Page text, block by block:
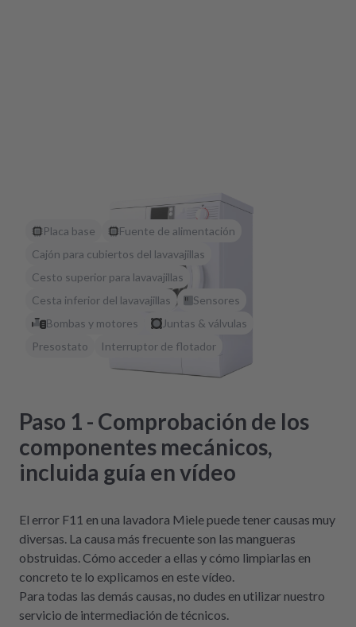
Placa base
Fuente de alimentación
Cajón para cubiertos del lavavajillas
Cesto superior para lavavajillas
Cesta inferior del lavavajillas
Sensores
Bombas y motores
Juntas & válvulas
Presostato
Interruptor de flotador
Paso 1 - Comprobación de los
componentes mecánicos,
incluida guía en vídeo
El error F11 en una lavadora Miele puede tener causas muy
diversas. La causa más frecuente son las mangueras
obstruidas. Cómo acceder a ellas y cómo limpiarlas en
concreto te lo explicamos en este vídeo.
Para todas las demás causas, no dudes en utilizar nuestro
servicio de intermediación de técnicos.